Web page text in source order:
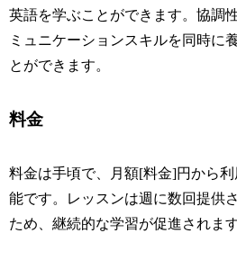
英語を学ぶことができます。協調
ミュニケーションスキルを同時に
とができます。
料金
料金は手頃で、月額[料金]円から
能です。レッスンは週に数回提供
ため、継続的な学習が促進されます